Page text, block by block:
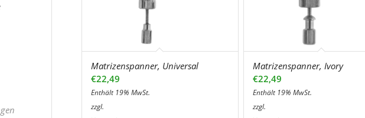
Matrizenspanner, Universal
€22,49
Enthält 19% MwSt.
zzgl.
Matrizenspanner, Ivory
€22,49
Enthält 19% MwSt.
zzgl.